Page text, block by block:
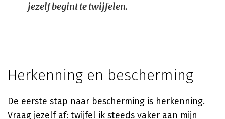
jezelf begint te twijfelen.
Herkenning en bescherming
De eerste stap naar bescherming is herkenning.
Vraag jezelf af: twijfel ik steeds vaker aan mijn